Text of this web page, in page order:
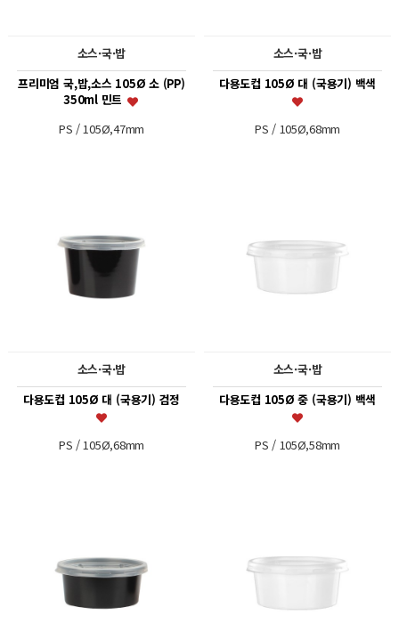
소스·국·밥
프리미엄 국,밥,소스 105Ø 소 (PP)
350ml 민트
PS / 105Ø,47mm
소스·국·밥
다용도컵 105Ø 대 (국용기) 백색
PS / 105Ø,68mm
소스·국·밥
다용도컵 105Ø 대 (국용기) 검정
PS / 105Ø,68mm
소스·국·밥
다용도컵 105Ø 중 (국용기) 백색
PS / 105Ø,58mm